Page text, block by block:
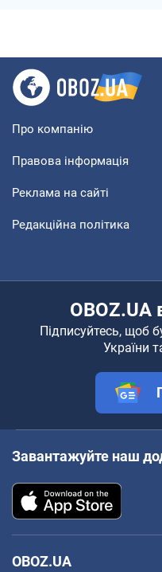
Про компанію
Правова інформація
Реклама на сайті
Редакційна політика
OBOZ.UA
Підписуйтесь, щоб
України
Завантажуйте наш
OBOZ.UA